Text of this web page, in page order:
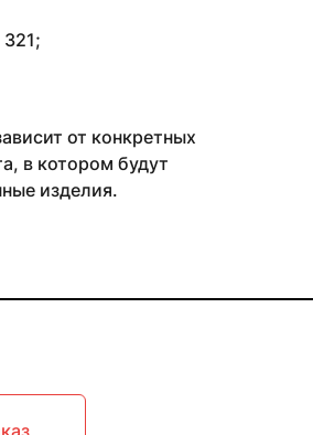
321;
от конкретных
в котором будут
изделия.